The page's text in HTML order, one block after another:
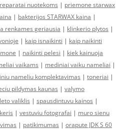
nuotekoms | priemone starwax
| bakterijos STARWAX kaina |
renkames geriausia | klinkerio plytos |
| kaip isnaikinti | kaip naikinti
| naikinti pelesi | kiek kainuoja
vaikams | mediniai vaiku nameliai |
nameliu komplektavimas | toneriai |
pildymas kaunas | valymo
valiklis | spausdintuvu kainos |
| vestuviu fotografai | muro sienu
| patikimumas | orapute JDK S 60